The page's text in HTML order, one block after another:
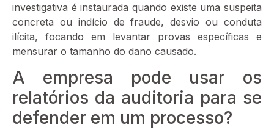
investigativa é instaurada quando existe uma suspeita
concreta ou indício de fraude, desvio ou conduta
ilícita, focando em levantar provas específicas e
mensurar o tamanho do dano causado.
A empresa pode usar os
relatórios da auditoria para se
defender em um processo?